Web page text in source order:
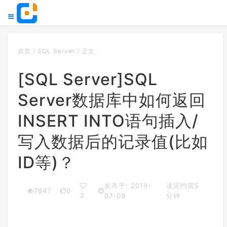
首页 / SQL Server / 正文
[SQL Server]SQL
Server数据库中如何返回
INSERT INTO语句插入/
写入数据后的记录值(比如
ID等)？
7847 0
2
发布于: 2019-
07-09
读完约需5
分钟